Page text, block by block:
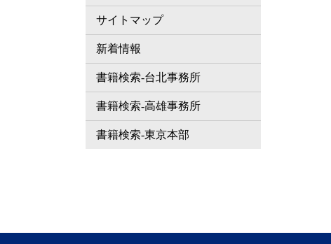
サイトマップ
新着情報
書籍検索-台北事務所
書籍検索-高雄事務所
書籍検索-東京本部